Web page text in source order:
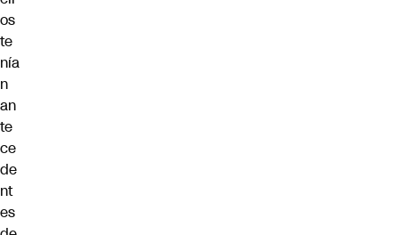
os
te
nía
n
an
te
ce
de
nt
es